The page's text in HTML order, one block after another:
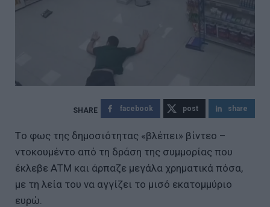
facebook post share
Tο φως της δημοσιότητας «βλέπει» βίντεο –
ντοκουμέντο από τη δράση της συμμορίας που
έκλεβε ΑΤΜ και άρπαζε μεγάλα χρηματικά πόσα,
με τη λεία του να αγγίζει το μισό εκατομμύριο
ευρώ.